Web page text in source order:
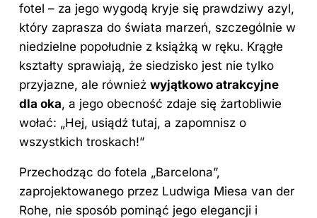
fotel – za jego wygodą kryje się prawdziwy azyl,
który zaprasza do świata marzeń, szczególnie w
niedzielne popołudnie z książką w ręku. Krągłe
kształty sprawiają, że siedzisko jest nie tylko
przyjazne, ale również wyjątkowo atrakcyjne
dla oka, a jego obecność zdaje się żartobliwie
wołać: „Hej, usiądź tutaj, a zapomnisz o
wszystkich troskach!”
Przechodząc do fotela „Barcelona”,
zaprojektowanego przez Ludwiga Miesa van der
Rohe, nie sposób pominąć jego elegancji i